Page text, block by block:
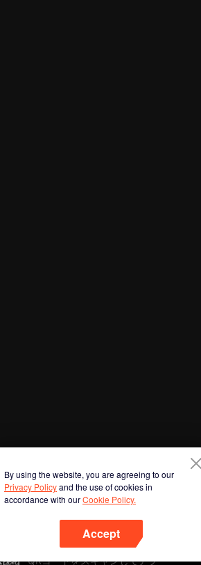
By using the website, you are agreeing to our
Privacy Policyand the use of cookies in
accordance with ourCookie Policy.
Accept
QRコードをスキャンしてアプ